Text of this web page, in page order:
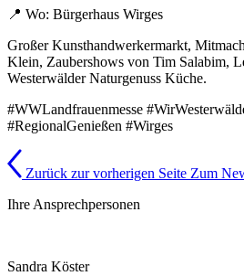
📍 Wo: Bürgerhaus Wirges
Großer Kunsthandwerkermarkt,
Klein, Zaubershows von Tim Salabim,
Westerwälder Naturgenuss Küche.
#WWLandfrauenmesse
#RegionalGenießen #Wirges
Zurück zur vorherigen Seite Zum
Ihre Ansprechpersonen
Sandra Köster